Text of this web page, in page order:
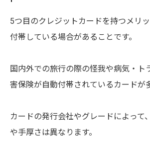
5つ目のクレジットカードを持つメリ
付帯している場合があることです。
国内外での旅行の際の怪我や病気・ト
害保険が自動付帯されているカードが
カードの発行会社やグレードによって
や手厚さは異なります。